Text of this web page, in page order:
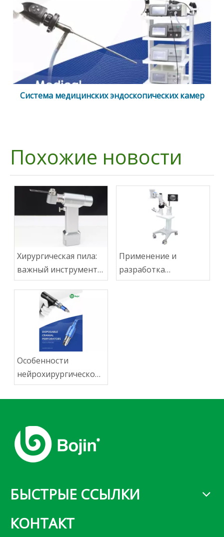
Система медицинских эндоскопических камер
Похожие новости
Хирургическая пила:
важный инструмент
современной
хирургии
Применение и
разработка
портативных
Особенности
нейрохирургической
тренировки
БЫСТРЫЕ ССЫЛКИ
КОНТАКТ